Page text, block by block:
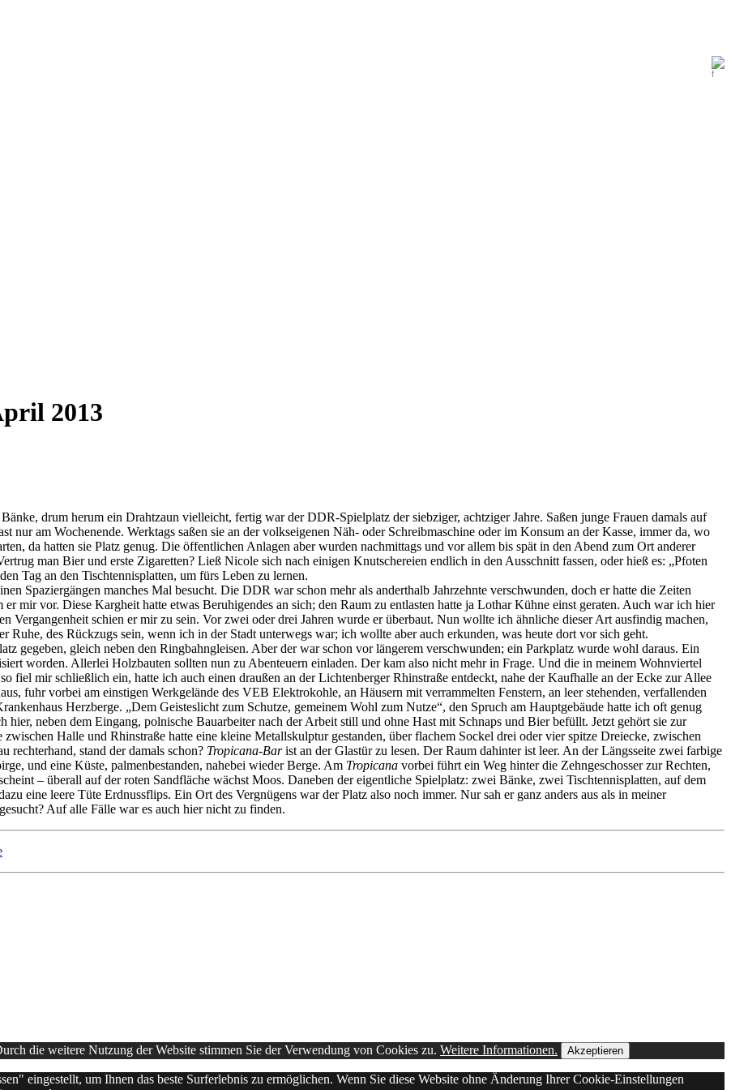
2013
drum herum ein Drahtzaun vielleicht, fertig war der DDR-Spielplatz der siebziger, achtziger Jahre. Saßen junge Frauen damals auf
am Wochenende. Werktags saßen sie an der volkseigenen Näh- oder Schreibmaschine oder im Konsum an der Kasse, immer da, wo
da hatten sie Platz genug. Die öffentlichen Anlagen aber wurden nachmittags und vor allem bis spät in den Abend zum Ort anderer
man Bier und erste Zigaretten? Ließ Nicole sich nach einigen Knutschereien endlich in den Ausschnitt fassen, oder hieß es: „Pfoten
Tag an den Tischtennisplatten, um fürs Leben zu lernen.
Spaziergängen manches Mal besucht. Die DDR war schon mehr als anderthalb Jahrzehnte verschwunden, doch er hatte die Zeiten
mir vor. Diese Kargheit hatte etwas Beruhigendes an sich; den Raum zu entlasten hatte ja Lothar Kühne einst geraten. Auch war ich hier
Vergangenheit schien er mir zu sein. Vor zwei oder drei Jahren wurde er überbaut. Nun wollte ich ähnliche dieser Art ausfindig machen,
Ruhe, des Rückzugs sein, wenn ich in der Stadt unterwegs war; ich wollte aber auch erkunden, was heute dort vor sich geht.
gegeben, gleich neben den Ringbahngleisen. Aber der war schon vor längerem verschwunden; ein Parkplatz wurde wohl daraus. Ein
worden. Allerlei Holzbauten sollten nun zu Abenteuern einladen. Der kam also nicht mehr in Frage. Und die in meinem Wohnviertel
fiel mir schließlich ein, hatte ich auch einen draußen an der Lichtenberger Rhinstraße entdeckt, nahe der Kaufhalle an der Ecke zur Allee
fuhr vorbei am einstigen Werkgelände des VEB Elektrokohle, an Häusern mit verrammelten Fenstern, an leer stehenden, verfallenden
Herzberge. „Dem Geisteslicht zum Schutze, gemeinem Wohl zum Nutze“, den Spruch am Hauptgebäude hatte ich oft genug
neben dem Eingang, polnische Bauarbeiter nach der Arbeit still und ohne Hast mit Schnaps und Bier befüllt. Jetzt gehört sie zur
Halle und Rhinstraße hatte eine kleine Metallskulptur gestanden, über flachem Sockel drei oder vier spitze Dreiecke, zwischen
rechterhand, stand der damals schon? Tropicana-Barist an der Glastür zu lesen. Der Raum dahinter ist leer. An der Längsseite zwei farbige
und eine Küste, palmenbestanden, nahebei wieder Berge. Am Tropicana vorbei führt ein Weg hinter die Zehngeschosser zur Rechten,
– überall auf der roten Sandfläche wächst Moos. Daneben der eigentliche Spielplatz: zwei Bänke, zwei Tischtennisplatten, auf dem
eine leere Tüte Erdnussflips. Ein Ort des Vergnügens war der Platz also noch immer. Nur sah er ganz anders aus als in meiner
Auf alle Fälle war es auch hier nicht zu finden.
die weitere Nutzung der Website stimmen Sie der Verwendung von Cookies zu. Weitere Informationen. Akzeptieren
eingestellt, um Ihnen das beste Surferlebnis zu ermöglichen. Wenn Sie diese Website ohne Änderung Ihrer Cookie-Einstellungen